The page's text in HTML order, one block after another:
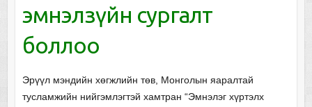
эмнэлзүйн сургалт
боллоо
Эрүүл мэндийн хөгжлийн төв, Монголын яаралтай
тусламжийн нийгэмлэгтэй хамтран “Эмнэлэг хүртэлх